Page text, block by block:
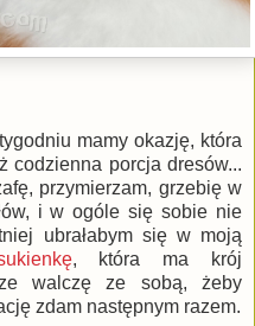
mamy okazję, która
codzienna porcja dresów...
przymierzam, grzebię w
i w ogóle się sobie nie
ubrałabym się w moją
, która ma krój
walczę ze sobą, żeby
zdam następnym razem.